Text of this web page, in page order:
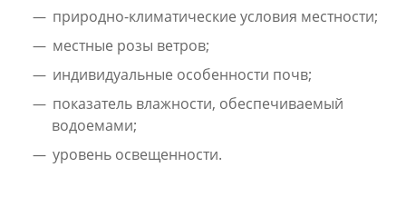
природно-климатические условия местности;
местные розы ветров;
индивидуальные особенности почв;
показатель влажности, обеспечиваемый
водоемами;
уровень освещенности.